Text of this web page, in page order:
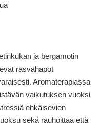
ja bergamotin
rasvahapot
Aromaterapiassa
vaikutuksen vuoksi
ehkäisevien
sekä rauhoittaa että